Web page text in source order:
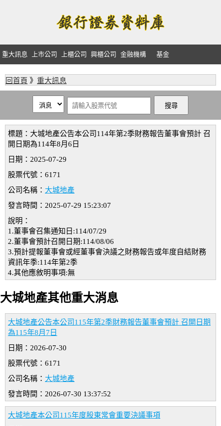
重大訊息 上市公司 上櫃公司 興櫃公司 金融機構 基金
回首頁 》 重大訊息
標題：大城地產公告本公司114年第2季財務報告董事會預計 召
開日期為114年8月6日
日期：2025-07-29
股票代號：6171
公司名稱： 大城地產
發言時間：2025-07-29 15:23:07
說明：
1.董事會召集通知日:114/07/29
2.董事會預計召開日期:114/08/06
3.預計提報董事會或經董事會決議之財務報告或年度自結財務
資訊年季:114年第2季
4.其他應敘明事項:無
大城地產其他重大消息
大城地產公告本公司115年第2季財務報告董事會預計 召開日期
為115年8月7日
日期：2026-07-30
股票代號：6171
公司名稱： 大城地產
發言時間：2026-07-30 13:37:52
大城地產本公司115年度股東常會重要決議事項